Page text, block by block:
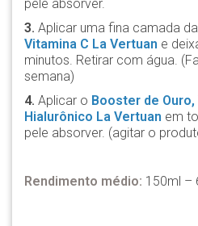
pele absorver.
3. Aplicar uma fina camada da
Vitamina C La Vertuan e
minutos. Retirar com água.
semana)
4. Aplicar o Booster de
Hialurônico La Vertuan em
pele absorver. (agitar o
Rendimento médio: 150ml –